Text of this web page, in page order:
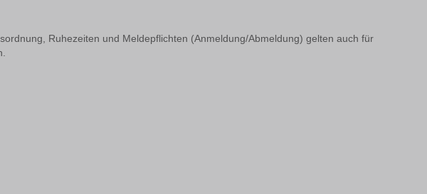
Ruhezeiten und Meldepflichten (Anmeldung/Abmeldung) gelten auch für